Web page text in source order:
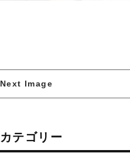
Next Image
カテゴリー